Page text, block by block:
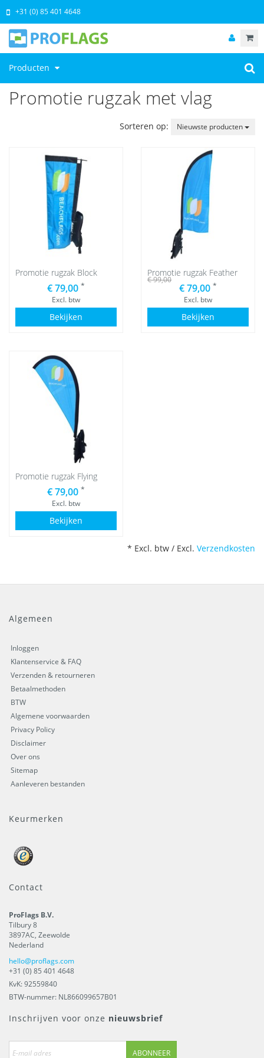
Producten
+31 (0) 85 401 4648
Promotie rugzak met vlag
Sorteren op: Nieuwste producten
Promotie rugzak Block
€ 79,00 *
Excl. btw
Bekijken
Promotie rugzak Feather
€ 99,00
€ 79,00 *
Excl. btw
Bekijken
Promotie rugzak Flying
€ 79,00 *
Excl. btw
Bekijken
* Excl. btw / Excl. Verzendkosten
Algemeen
Inloggen
Klantenservice & FAQ
Verzenden & retourneren
Betaalmethoden
BTW
Algemene voorwaarden
Privacy Policy
Disclaimer
Over ons
Sitemap
Aanleveren bestanden
Keurmerken
Contact
ProFlags B.V.
Tilbury 8
3897AC, Zeewolde
Nederland
hello@proflags.com
+31 (0) 85 401 4648
KvK: 92559840
BTW-nummer: NL866099657B01
Inschrijven voor onze nieuwsbrief
ABONNEER